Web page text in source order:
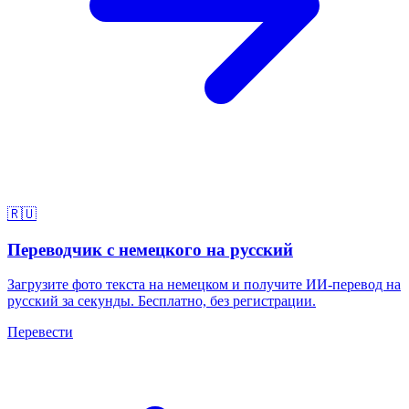
🇷🇺
Переводчик с немецкого на русский
Загрузите фото текста на немецком и получите ИИ-перевод на
русский за секунды. Бесплатно, без регистрации.
Перевести